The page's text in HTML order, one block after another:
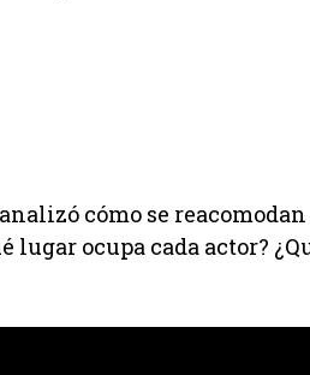
cómo se
lugar ocupa cada actor?